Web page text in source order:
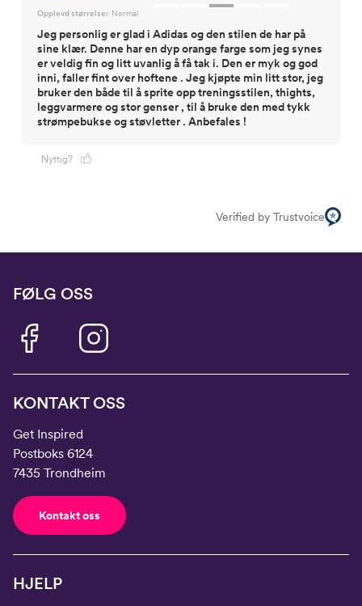
Opplevd størrelse: Normal
Jeg personlig er glad i Adidas og den stilen de har på
sine klær. Denne har en dyp orange farge som jeg synes
er veldig fin og litt uvanlig å få tak i. Den er myk og god
inni, faller fint over hoftene . Jeg kjøpte min litt stor, jeg
bruker den både til å sprite opp treningsstilen, thights,
leggvarmere og stor genser , til å bruke den med tykk
strømpebukse og støvletter . Anbefales !
Nyttig?
Verified by Trustvoice
FØLG OSS
KONTAKT OSS
Get Inspired
Postboks 6124
7435 Trondheim
Kontakt oss
HJELP